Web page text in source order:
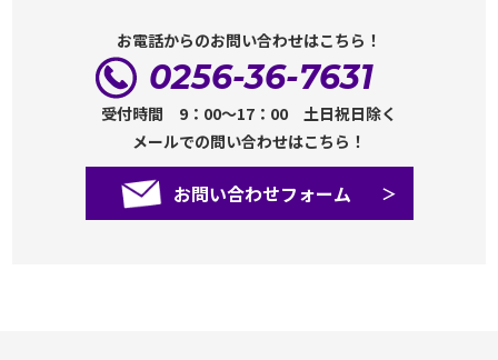
お電話からのお問い合わせはこちら！
0256-36-7631
受付時間 9：00～17：00 土日祝日除く
メールでの問い合わせはこちら！
お問い合わせフォーム